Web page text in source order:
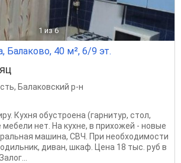
1 из 6
Балаково, 40 м², 6/9 эт.
, Балаковский р-н
Кухня обустроена (гарнитур, стол,
мебели нет. На кухне, в прихожей - новые
машина, СВЧ. При необходимости
диван, шкаф. Цена 18 тыс. руб в